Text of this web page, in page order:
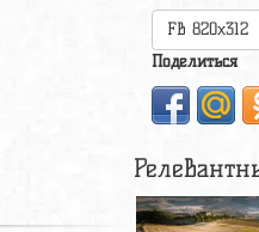
FB 820x312
Поделиться